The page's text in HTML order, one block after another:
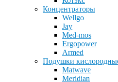
Концентраторы
Wellgo
Jay
Med-mos
Ergopower
Armed
Подушки
Matwave
Meridian